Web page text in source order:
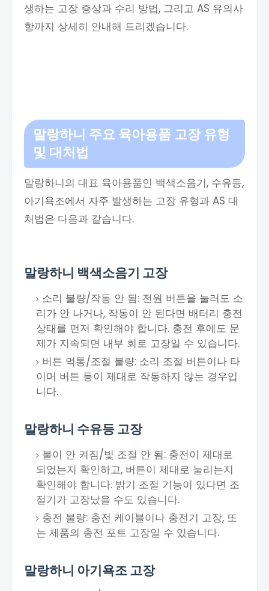
생하는 고장 증상과 수리 방법, 그리고 AS 유의사
항까지 상세히 안내해 드리겠습니다.
말랑하니 주요 육아용품 고장 유형
및 대처법
말랑하니의 대표 육아용품인 백색소음기, 수유등,
아기욕조에서 자주 발생하는 고장 유형과 AS 대
처법은 다음과 같습니다.
말랑하니 백색소음기 고장
소리 불량/작동 안 됨: 전원 버튼을 눌러도 소
리가 안 나거나, 작동이 안 된다면 배터리 충전
상태를 먼저 확인해야 합니다. 충전 후에도 문
제가 지속되면 내부 회로 고장일 수 있습니다.
버튼 먹통/조절 불량: 소리 조절 버튼이나 타
이머 버튼 등이 제대로 작동하지 않는 경우입
니다.
말랑하니 수유등 고장
불이 안 켜짐/빛 조절 안 됨: 충전이 제대로
되었는지 확인하고, 버튼이 제대로 눌리는지
확인해야 합니다. 밝기 조절 기능이 있다면 조
절기가 고장났을 수도 있습니다.
충전 불량: 충전 케이블이나 충전기 고장, 또
는 제품의 충전 포트 고장일 수 있습니다.
말랑하니 아기욕조 고장